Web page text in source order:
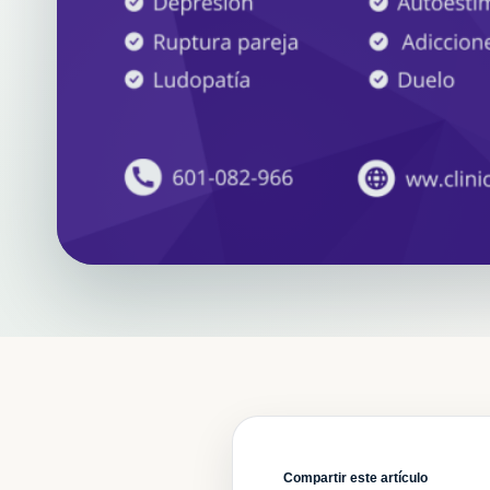
CPV
Compartir este artículo